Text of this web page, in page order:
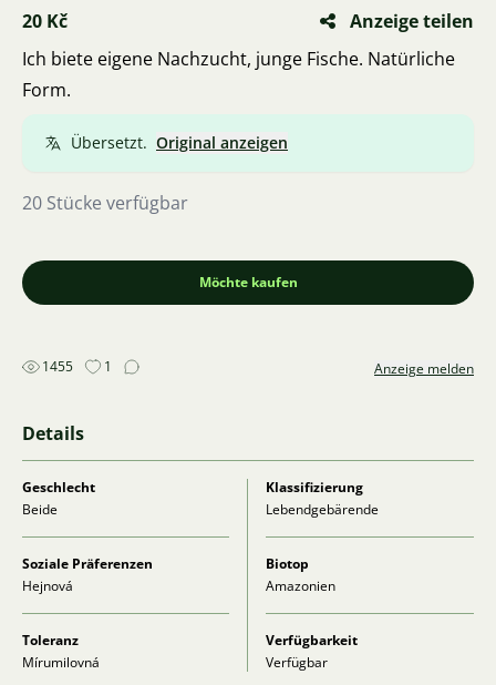
20 Kč
Anzeige teilen
Ich biete eigene Nachzucht, junge Fische. Natürliche
Form.
Übersetzt. Original anzeigen
20 Stücke verfügbar
Möchte kaufen
1455 1 Anzeige melden
Details
Geschlecht
Beide
Klassifizierung
Lebendgebärende
Soziale Präferenzen
Hejnová
Biotop
Amazonien
Toleranz
Mírumilovná
Verfügbarkeit
Verfügbar